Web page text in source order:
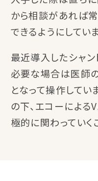
から相談があれば
できるようにしていま
最近導入したシャン
必要な場合は医師
となって操作して
の下、エコーによ
極的に関わっていく